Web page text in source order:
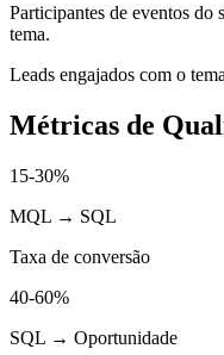
Participantes de eventos do
tema.
Leads engajados com o tema
Métricas de
15-30%
MQL → SQL
Taxa de conversão
40-60%
SQL → Oportunidade